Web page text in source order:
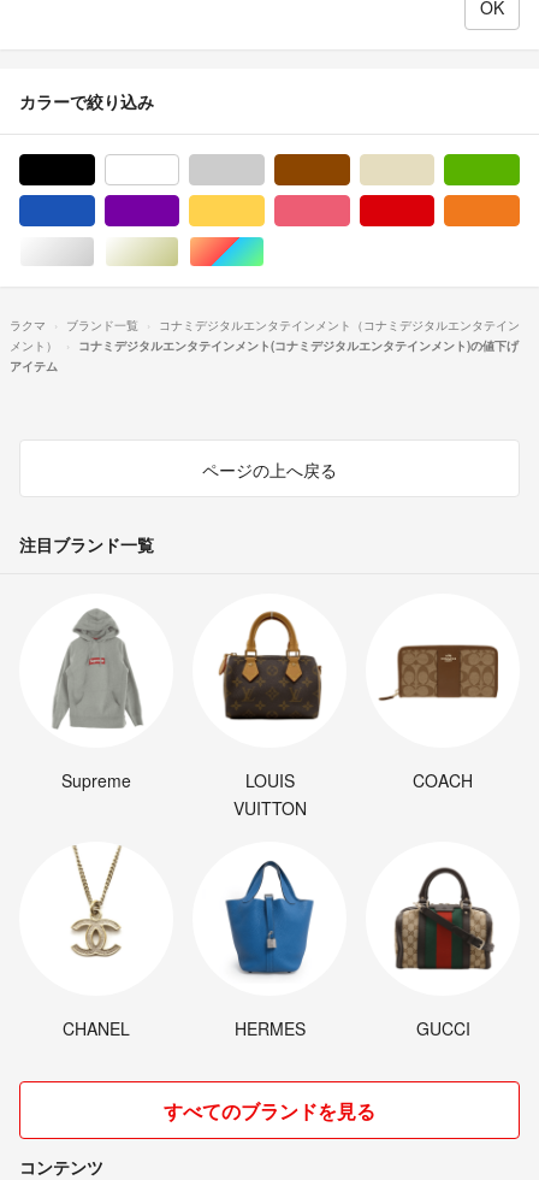
カラーで絞り込み
シルバー/銀色系ゴールド/金色系マルチカラー
ラクマ ブランド一覧
コナミデジタルエンタテインメント（コナミデジタルエンタテイン
メント）
コナミデジタルエンタテインメント(コナミデジタルエンタテインメント)の値下げ
アイテム
ページの上へ戻る
注目ブランド一覧
Supreme
LOUIS
VUITTON
COACH
CHANEL HERMES GUCCI
すべてのブランドを見る
コンテンツ